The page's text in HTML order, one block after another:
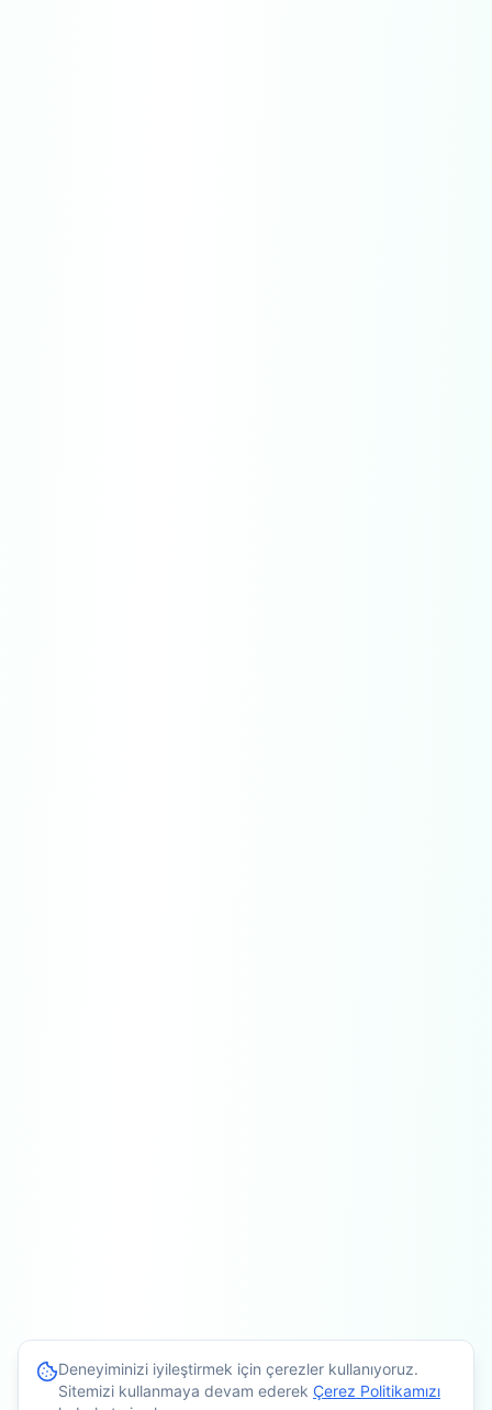
Deneyiminizi iyileştirmek için çerezler kullanıyoruz.
Sitemizi kullanmaya devam ederek Çerez Politikamızı